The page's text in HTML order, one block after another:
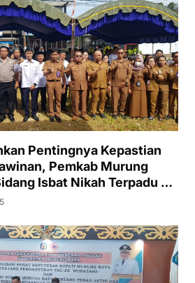
Pentingnya Kepastian
Pemkab Murung
Isbat Nikah Terpadu di